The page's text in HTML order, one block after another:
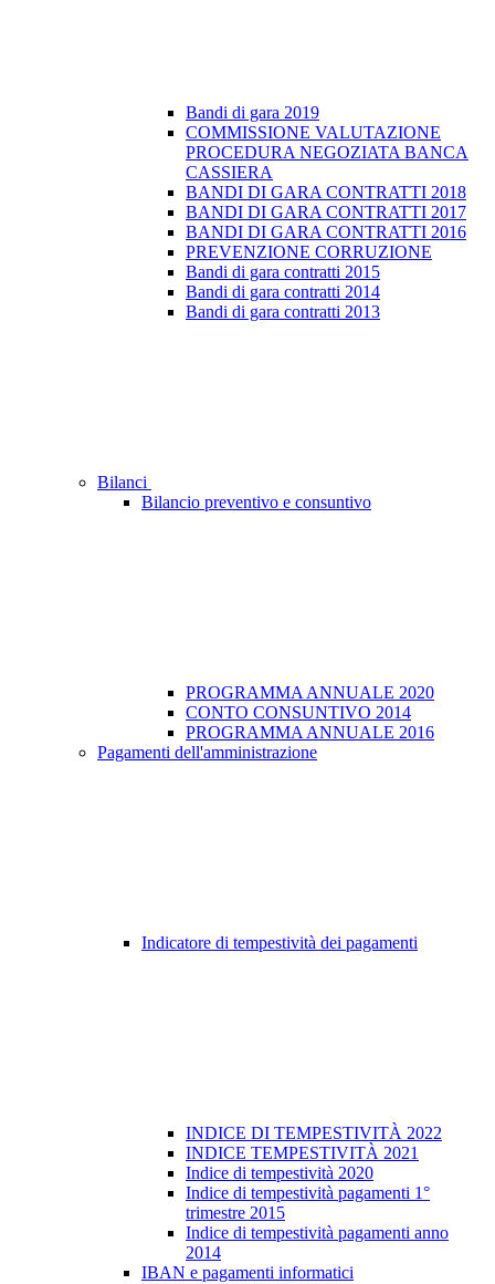
Bandi di gara 2019
COMMISSIONE VALUTAZIONE
PROCEDURA NEGOZIATA BANCA
CASSIERA
BANDI DI GARA CONTRATTI 2018
BANDI DI GARA CONTRATTI 2017
BANDI DI GARA CONTRATTI 2016
PREVENZIONE CORRUZIONE
Bandi di gara contratti 2015
Bandi di gara contratti 2014
Bandi di gara contratti 2013
Bilanci
Bilancio preventivo e consuntivo
PROGRAMMA ANNUALE 2020
CONTO CONSUNTIVO 2014
PROGRAMMA ANNUALE 2016
Pagamenti dell'amministrazione
Indicatore di tempestività dei pagamenti
INDICE DI TEMPESTIVITÀ 2022
INDICE TEMPESTIVITÀ 2021
Indice di tempestività 2020
Indice di tempestività pagamenti 1°
trimestre 2015
Indice di tempestività pagamenti anno
2014
IBAN e pagamenti informatici